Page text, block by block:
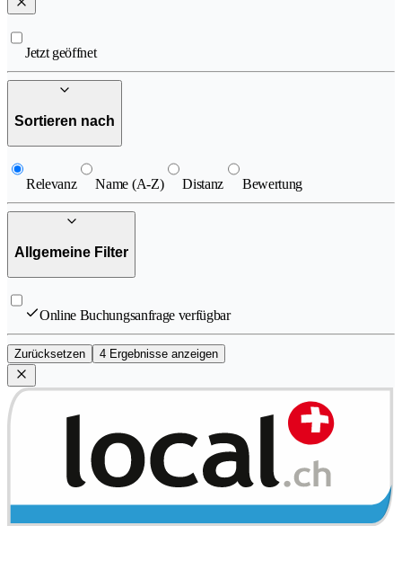
Jetzt geöffnet
Sortieren nach
Relevanz Name (A-Z) Distanz Bewertung
Allgemeine Filter
Online Buchungsanfrage verfügbar
Zurücksetzen 4 Ergebnisse anzeigen